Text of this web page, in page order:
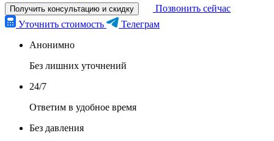
Получить консультацию и скидку
Позвонить сейчас
Уточнить стоимость
Телеграм
Анонимно
Без лишних уточнений
24/7
Ответим в удобное время
Без давления